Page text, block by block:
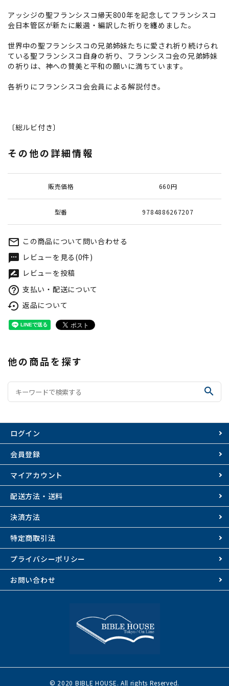
アッシジの聖フランシスコ帰天800年を記念してフランシスコ
会日本管区が新たに厳選・編訳した祈りを纏めました。
世界中の聖フランシスコの兄弟姉妹たちに愛され祈り続けられ
ている聖フランシスコ自身の祈り、フランシスコ会の兄弟姉妹
の祈りは、神への賛美と平和の願いに満ちています。
各祈りにフランシスコ会会員による解説付き。
〔総ルビ付き〕
その他の詳細情報
販売価格 660円
型番 9784886267207
mail_outline この商品について問い合わせる
textsms レビューを見る(0件)
rate_review レビューを投稿
help_outline 支払い・配送について
settings_backup_restore 返品について
他の商品を探す
search
ログイン
会員登録
マイアカウント
配送方法・送料
決済方法
特定商取引法
プライバシーポリシー
お問い合わせ
© 2020 BIBLE HOUSE. All rights Reserved.